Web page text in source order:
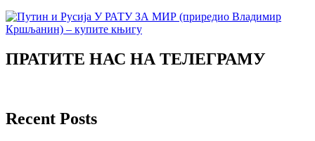
ПРАТИТЕ НАС НА ТЕЛЕГРАМУ
Recent Posts